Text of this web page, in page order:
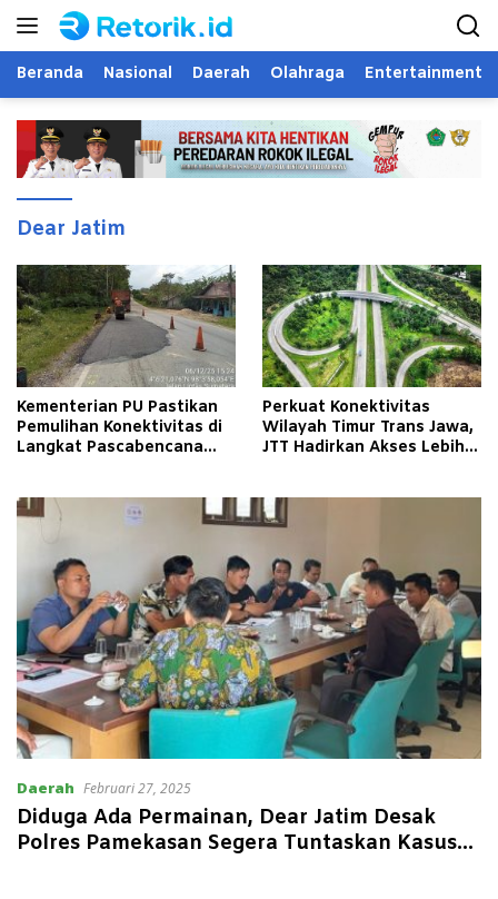
Langsung
Beranda Nasional Daerah Olahraga Entertainment
Dear Jatim
Kementerian PU Pastikan
Pemulihan Konektivitas di
Langkat Pascabencana
Perkuat Konektivitas
Wilayah Timur Trans Jawa,
JTT Hadirkan Akses Lebih
Daerah Februari 27, 2025
Diduga Ada Permainan, Dear Jatim Desak
Polres Pamekasan Segera Tuntaskan Kasus